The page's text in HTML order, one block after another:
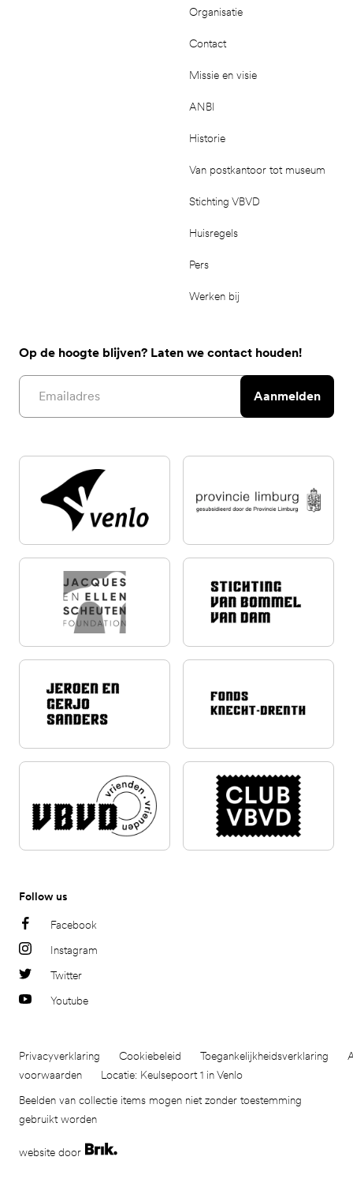
Organisatie
Contact
Missie en visie
ANBI
Historie
Van postkantoor tot museum
Stichting VBVD
Huisregels
Pers
Werken bij
Op de hoogte blijven? Laten we contact houden!
Email address
Aanmelden
Follow us
Facebook
Instagram
Twitter
Youtube
Privacyverklaring Cookiebeleid Toegankelijkheidsverklaring
voorwaarden
Locatie: Keulsepoort 1 in Venlo
Beelden van collectie items mogen niet zonder toestemming
gebruikt worden
website door